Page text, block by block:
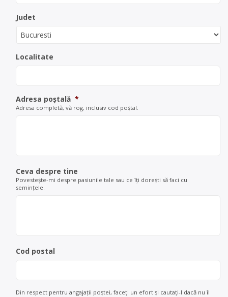
Judet
Localitate
Adresa poștală *
Adresa completă, vă rog, inclusiv cod poștal.
Ceva despre tine
Povestește-mi despre pasiunile tale sau ce îți dorești să faci cu
semințele.
Cod postal
Din respect pentru angajații poștei, faceți un efort și cautați-l dacă nu îl